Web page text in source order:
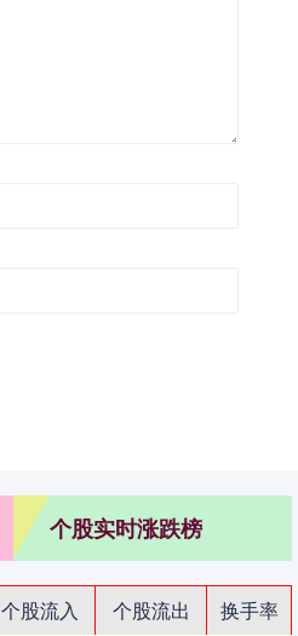
个股实时涨跌榜
个股流入 个股流出
换手率